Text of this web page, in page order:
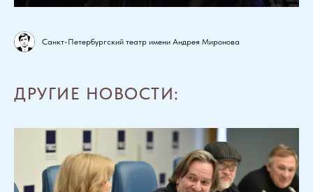
Санкт-Петербургский театр имени Андрея Миронова
ДРУГИЕ НОВОСТИ: